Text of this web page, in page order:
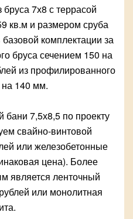
7х8 с террасой
кв.м и размером сруба
комплектации за
бруса сечением 150 на
из профилированного
на 140 мм.
7,5х8,5 по проекту
свайно-винтовой
или железобетонные
цена). Более
является ленточный
или монолитная